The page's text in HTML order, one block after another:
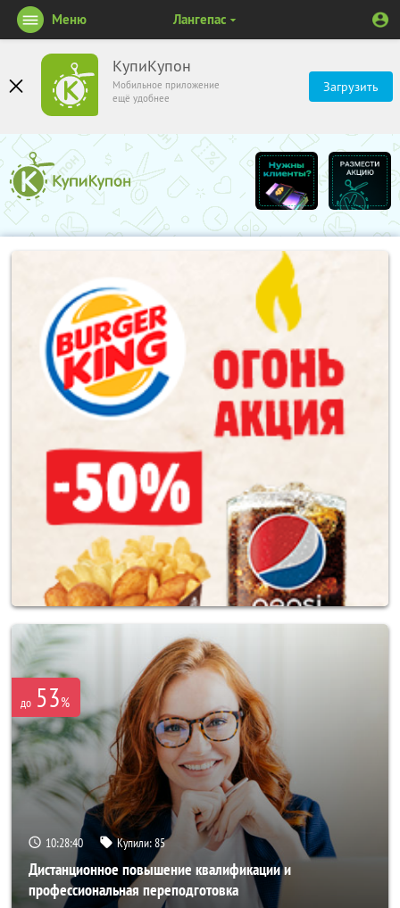
КупиКупон
Мобильное приложение
ещё удобнее
Загрузить
Меню Лангепас
до 53%
10:28:37 Купили:85
Дистанционное повышение квалификации и
профессиональная переподготовка